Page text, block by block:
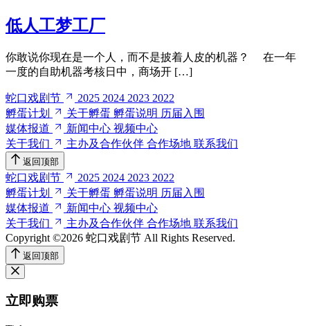
低人工梦工厂
你敢说你现在是一个人，而不是披着人皮的机器？ 在一年
一度的自助机器考核日中，商场开 […]
蛇口戏剧节 2025 2024 2023 2022
孵蛋计划
关于孵蛋 孵蛋说明 历届入围
媒体报道
新闻中心 视频中心
关于我们
主办及合作伙伴 合作场地 联系我们
返回顶部
蛇口戏剧节 2025 2024 2023 2022
孵蛋计划
关于孵蛋 孵蛋说明 历届入围
媒体报道
新闻中心 视频中心
关于我们
主办及合作伙伴 合作场地 联系我们
Copyright ©2026 蛇口戏剧节 All Rights Reserved.
返回顶部
立即购票